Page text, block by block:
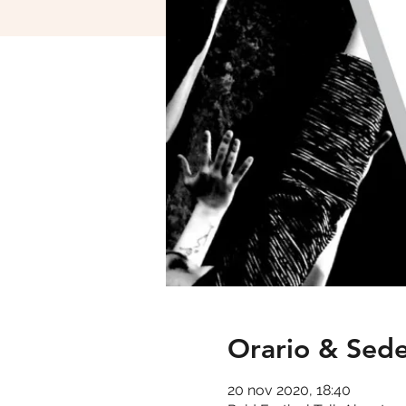
Orario &
20 nov 2020, 18:40